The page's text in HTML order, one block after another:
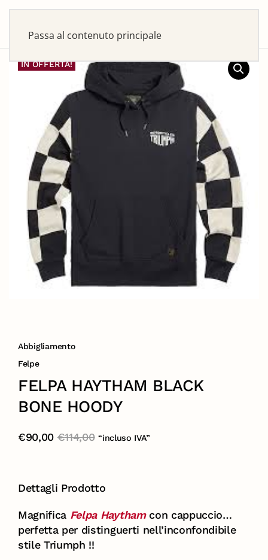
Passa al contenuto principale
IN OFFERTA!
Abbigliamento
Felpe
FELPA HAYTHAM BLACK
BONE HOODY
€90,00 €114,00 “incluso IVA”
Dettagli Prodotto
Magnifica Felpa Haythamcon cappuccio…
perfetta per distinguerti nell’inconfondibile
stile Triumph !!